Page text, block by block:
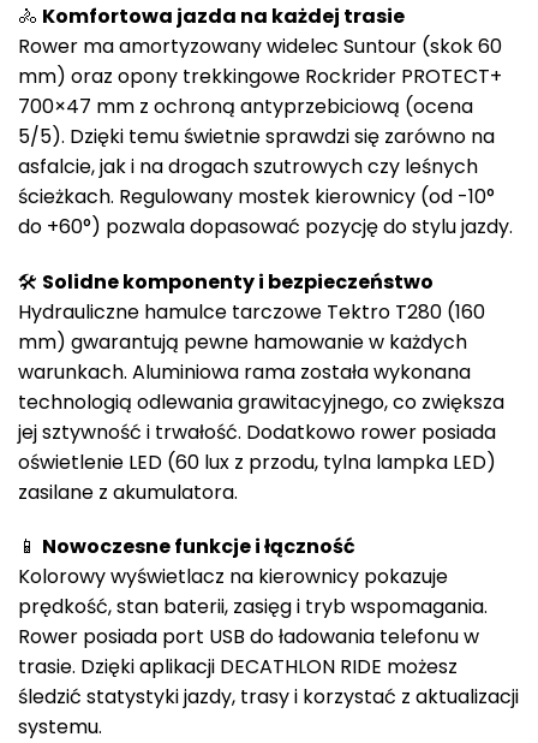
🚴 Komfortowa jazda na każdej trasie
Rower ma amortyzowany widelec Suntour (skok 60
mm) oraz opony trekkingowe Rockrider PROTECT+
700×47 mm z ochroną antyprzebiciową (ocena
5/5). Dzięki temu świetnie sprawdzi się zarówno na
asfalcie, jak i na drogach szutrowych czy leśnych
ścieżkach. Regulowany mostek kierownicy (od -10°
do +60°) pozwala dopasować pozycję do stylu jazdy.
🛠️ Solidne komponenty i bezpieczeństwo
Hydrauliczne hamulce tarczowe Tektro T280 (160
mm) gwarantują pewne hamowanie w każdych
warunkach. Aluminiowa rama została wykonana
technologią odlewania grawitacyjnego, co zwiększa
jej sztywność i trwałość. Dodatkowo rower posiada
oświetlenie LED (60 lux z przodu, tylna lampka LED)
zasilane z akumulatora.
📱 Nowoczesne funkcje i łączność
Kolorowy wyświetlacz na kierownicy pokazuje
prędkość, stan baterii, zasięg i tryb wspomagania.
Rower posiada port USB do ładowania telefonu w
trasie. Dzięki aplikacji DECATHLON RIDE możesz
śledzić statystyki jazdy, trasy i korzystać z aktualizacji
systemu.